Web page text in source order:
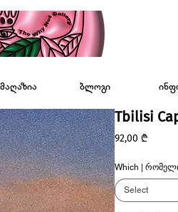
მაღაზია ბლოგი
Tbilisi
92,00 ₾
Which |
Select